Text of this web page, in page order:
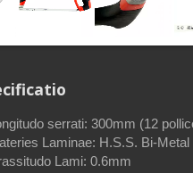
serrati: 300mm (12
Laminae: H.S.S. Bi-Metal
Lami: 0.6mm